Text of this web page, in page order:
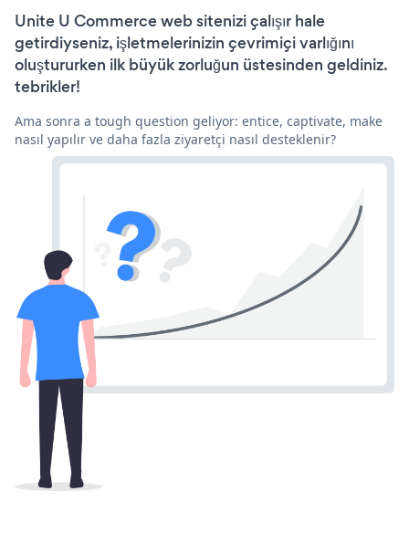
Unite U Commerce web sitenizi çalışır hale
getirdiyseniz, işletmelerinizin çevrimiçi varlığını
oluştururken ilk büyük zorluğun üstesinden geldiniz.
tebrikler!
Ama sonra a tough question geliyor: entice, captivate, make
nasıl yapılır ve daha fazla ziyaretçi nasıl desteklenir?